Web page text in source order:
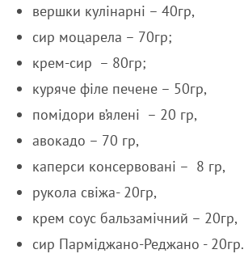
вершки кулінарні – 40гр,
сир моцарела – 70гр;
крем-сир – 80гр;
куряче філе печене – 50гр,
помідори в’ялені – 20 гр,
авокадо – 70 гр,
каперси консервовані – 8 гр,
рукола свіжа- 20гр,
крем соус бальзамічний – 20гр,
сир Парміджано-Реджано - 20гр.